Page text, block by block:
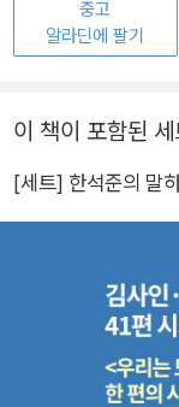
중고
알라딘에 팔기
이 책이 포함된
[세트] 한석준의 말